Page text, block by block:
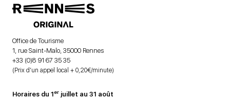
Office de Tourisme
1, rue Saint-Malo, 35000 Rennes
+33 (0)8 91 67 35 35
(Prix d’un appel local + 0,20€/minute)
Horaires du 1er juillet au 31 août